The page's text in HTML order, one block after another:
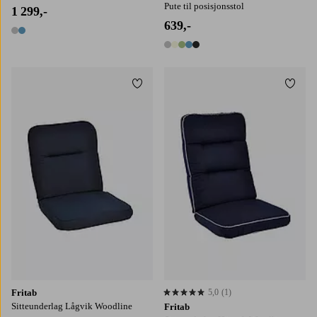
1 299,-
2 farger
Pute til posisjonsstol
639,-
5 farger
Fritab
Sitteunderlag Lågvik Woodline
Legg til favoritter
Fritab
5,0 basert på 1 karaktergivninger
5,0 (1)